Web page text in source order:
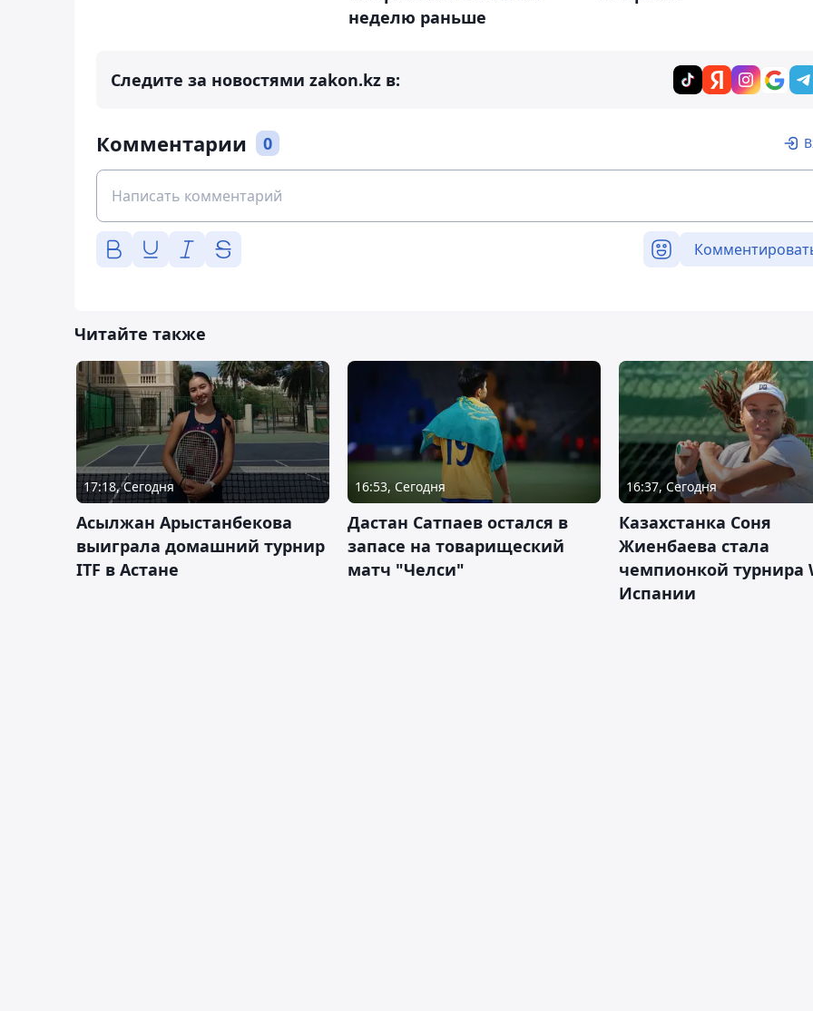
неделю раньше
Следите за новостями zakon.kz в:
Комментарии 0
Читайте также
17:18, Сегодня
Асылжан Арыстанбекова
выиграла домашний турнир
ITF в Астане
16:53, Сегодня
Дастан Сатпаев остался в
запасе на товарищеский
матч "Челси"
16:37, Сегодня
Казахстанка Соня
Жиенбаева стала
чемпионкой турнира
Испании